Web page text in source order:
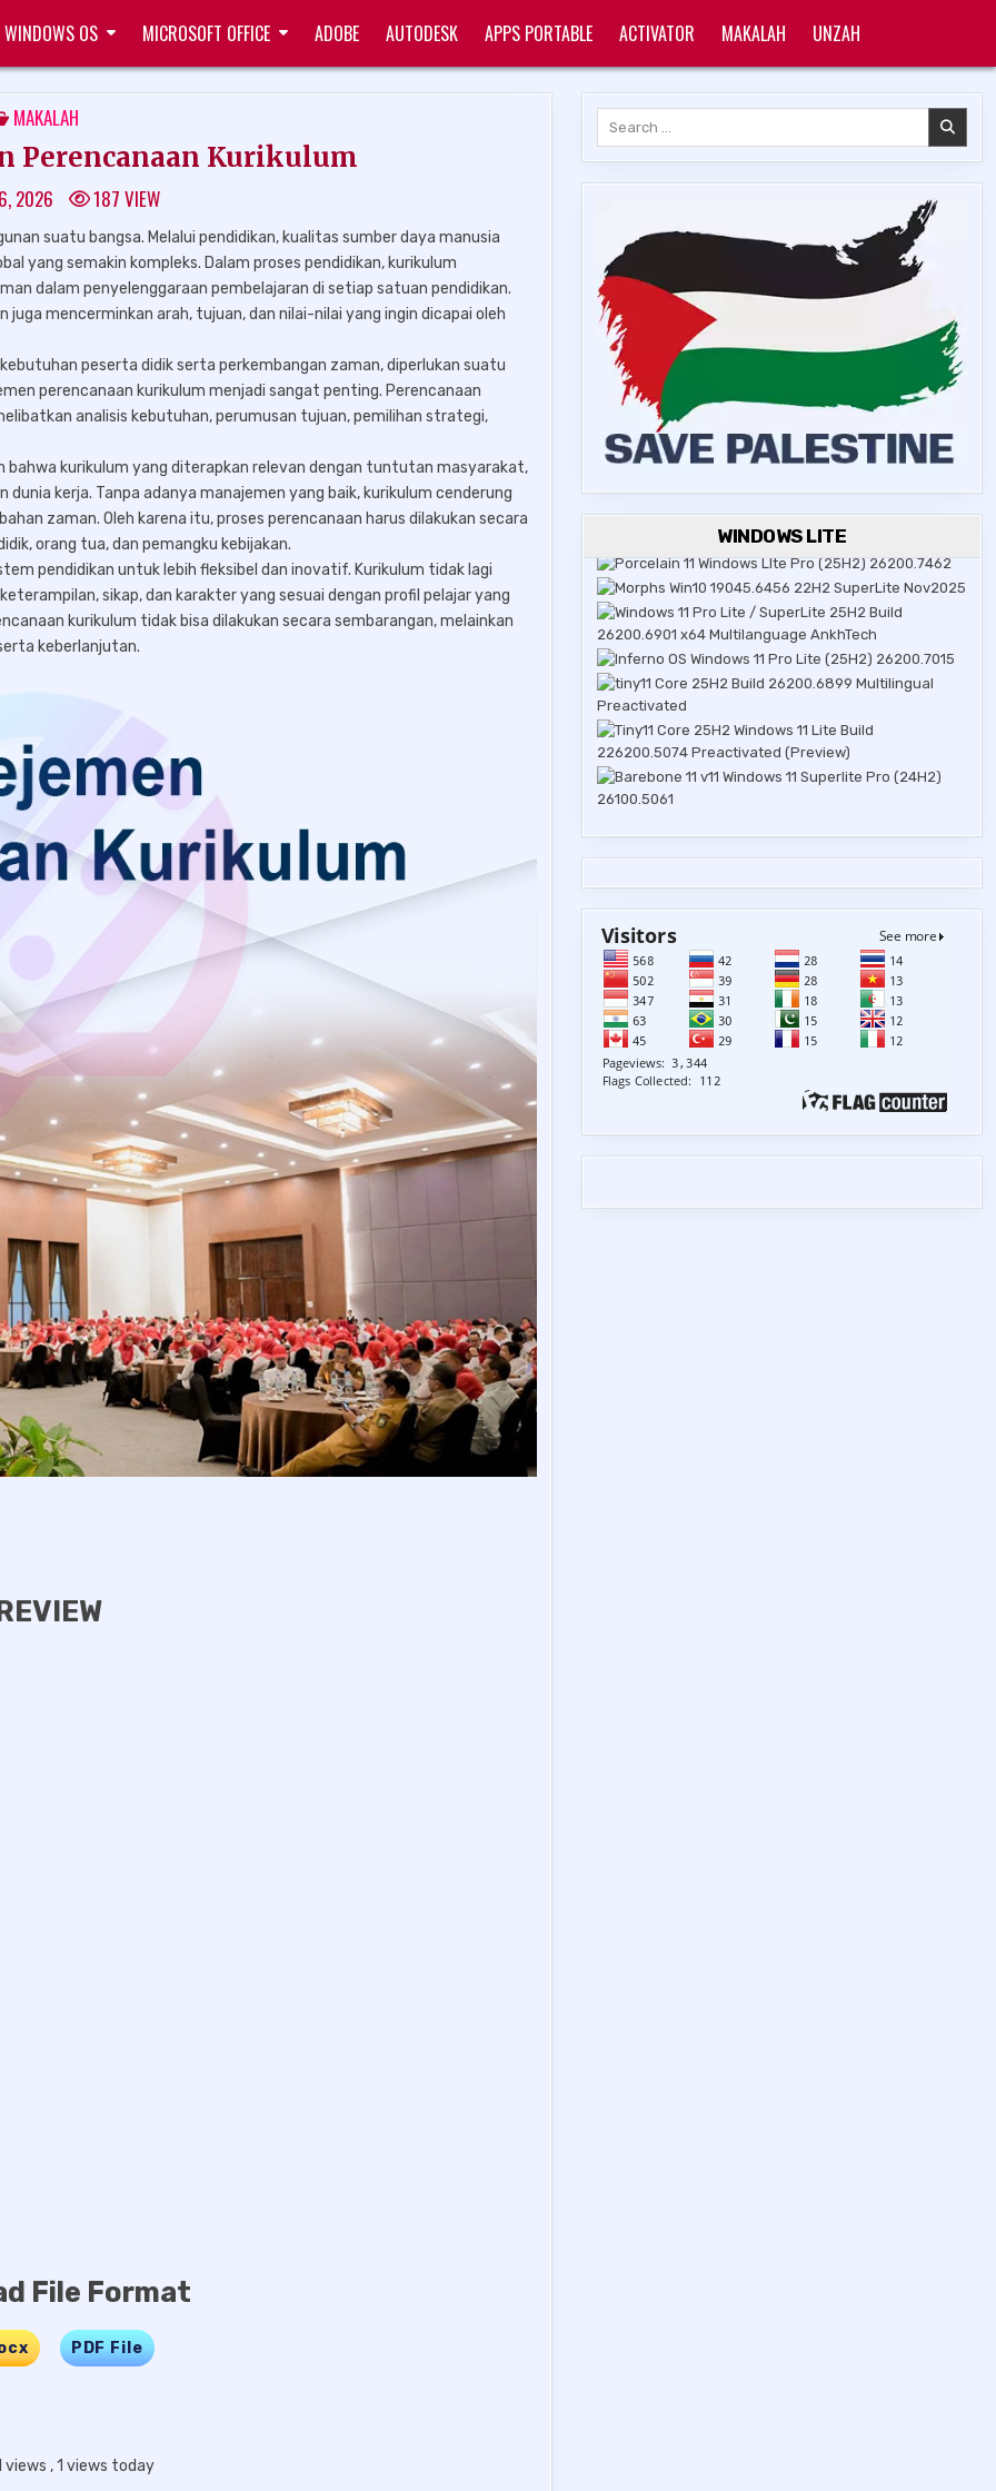
WINDOWS OS MICROSOFT OFFICE ADOBE AUTODESK APPS PORTABLE ACTIVATOR MAKALAH UNZAH
POSTED
IN
MAKALAH
Perencanaan Kurikulum
2026 187 VIEW
suatu bangsa. Melalui pendidikan, kualitas sumber daya manusia
yang semakin kompleks. Dalam proses pendidikan, kurikulum
dalam penyelenggaraan pembelajaran di setiap satuan pendidikan.
mencerminkan arah, tujuan, dan nilai-nilai yang ingin dicapai oleh
peserta didik serta perkembangan zaman, diperlukan suatu
perencanaan kurikulum menjadi sangat penting. Perencanaan
analisis kebutuhan, perumusan tujuan, pemilihan strategi,
kurikulum yang diterapkan relevan dengan tuntutan masyarakat,
kerja. Tanpa adanya manajemen yang baik, kurikulum cenderung
zaman. Oleh karena itu, proses perencanaan harus dilakukan secara
orang tua, dan pemangku kebijakan.
pendidikan untuk lebih fleksibel dan inovatif. Kurikulum tidak lagi
sikap, dan karakter yang sesuai dengan profil pelajar yang
kurikulum tidak bisa dilakukan secara sembarangan, melainkan
keberlanjutan.
File Format
….. PDF File
, 1 views today
WINDOWS LITE